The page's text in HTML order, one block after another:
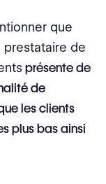
que
prestataire de
présente de
de
les clients
plus bas ainsi